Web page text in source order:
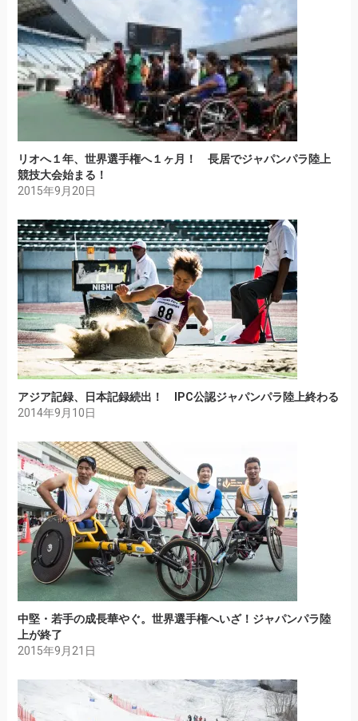
リオへ１年、世界選手権へ１ヶ月！ 長居でジャパンパラ陸上
競技大会始まる！
2015年9月20日
アジア記録、日本記録続出！ IPC公認ジャパンパラ陸上終わる
2014年9月10日
中堅・若手の成長華やぐ。世界選手権へいざ！ジャパンパラ陸
上が終了
2015年9月21日